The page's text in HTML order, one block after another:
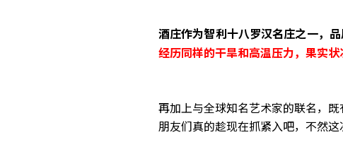
酒庄作为智利十八罗汉名庄之一，
经历同样的干旱和高温压力，果实
再加上与全球知名艺术家的联名，
朋友们真的趁现在抓紧入吧，不然这